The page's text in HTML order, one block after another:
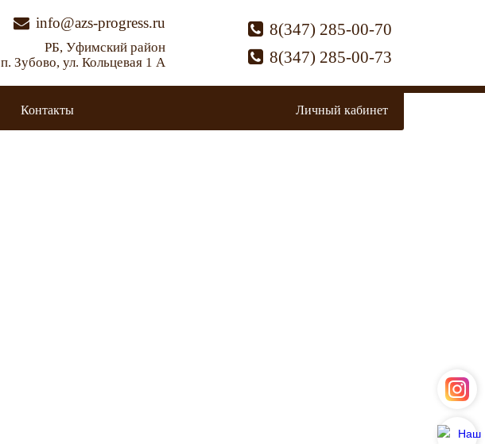
info@azs-progress.ru
РБ, Уфимский район
п. Зубово, ул. Кольцевая 1 А
8(347) 285-00-70
8(347) 285-00-73
Контакты Личный кабинет